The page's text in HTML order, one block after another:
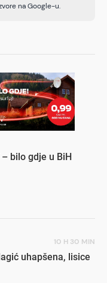
na Google-u.
– bilo gdje u BiH
10 H 30 MIN
uhapšena, lisice